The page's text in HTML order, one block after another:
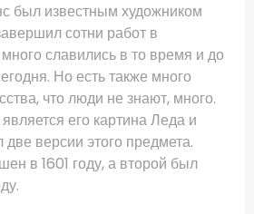
был известным художником
сотни работ в
славились в то время и до
Но есть также много
что люди не знают, много.
его картина Леда и
версии этого предмета.
в 1601 году, а второй был